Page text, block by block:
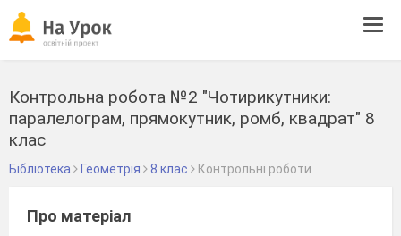
Контрольна робота №2 "Чотирикутники:
паралелограм, прямокутник, ромб, квадрат" 8
клас
Бібліотека Геометрія 8 клас Контрольні роботи
Про матеріал